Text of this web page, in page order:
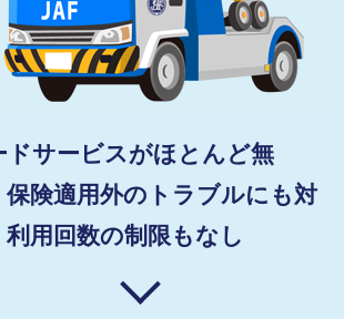
ドサービスがほとんど無
保険適用外のトラブルにも対
利用回数の制限もなし